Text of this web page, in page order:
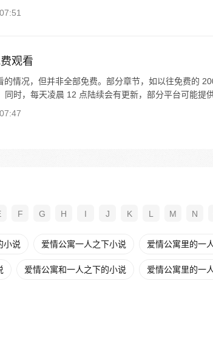
观看
的情况，但并非全部免费。部分章节，如以往免费的
时，每天凌晨 12 点陆续会有更新，部分平台可能提
F G H I J K L M N
小说 爱情公寓一人之下小说 爱情公寓里的一
爱情公寓和一人之下的小说 爱情公寓里的一